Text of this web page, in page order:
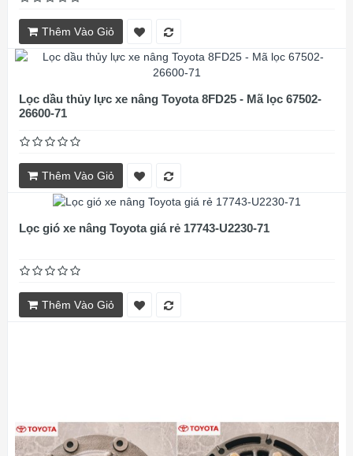
Thêm Vào Giỏ
Lọc dầu thủy lực xe nâng Toyota 8FD25 - Mã lọc 67502-
26600-71
Thêm Vào Giỏ
Lọc gió xe nâng Toyota giá rẻ 17743-U2230-71
Thêm Vào Giỏ